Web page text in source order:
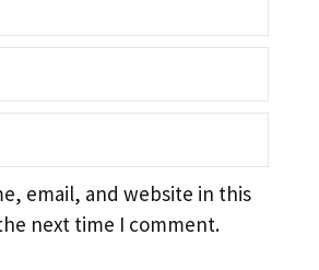
email, and website in this
next time I comment.